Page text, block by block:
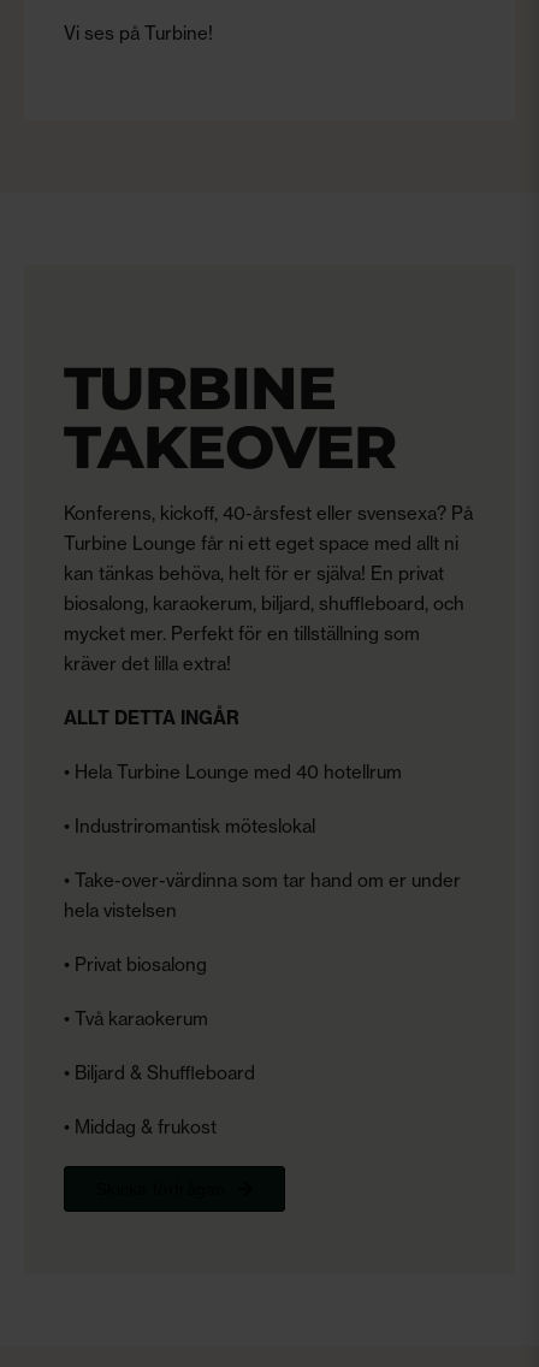
Vi ses på Turbine!
TURBINE
TAKEOVER
Konferens, kickoff, 40-årsfest eller svensexa? På
Turbine Lounge får ni ett eget space med allt ni
kan tänkas behöva, helt för er själva! En privat
biosalong, karaokerum, biljard, shuffleboard, och
mycket mer. Perfekt för en tillställning som
kräver det lilla extra!
ALLT DETTA INGÅR
• Hela Turbine Lounge med 40 hotellrum
• Industriromantisk möteslokal
• Take-over-värdinna som tar hand om er under
hela vistelsen
• Privat biosalong
• Två karaokerum
• Biljard & Shuffleboard
• Middag & frukost